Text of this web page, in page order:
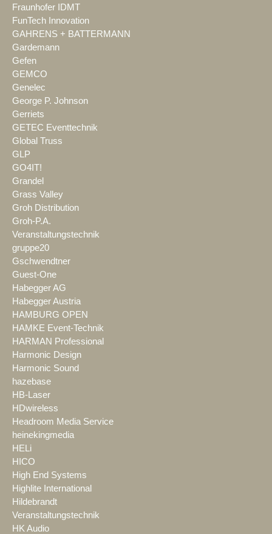
Fraunhofer IDMT
FunTech Innovation
GAHRENS + BATTERMANN
Gardemann
Gefen
GEMCO
Genelec
George P. Johnson
Gerriets
GETEC Eventtechnik
Global Truss
GLP
GO4IT!
Grandel
Grass Valley
Groh Distribution
Groh-P.A.
Veranstaltungstechnik
gruppe20
Gschwendtner
Guest-One
Habegger AG
Habegger Austria
HAMBURG OPEN
HAMKE Event-Technik
HARMAN Professional
Harmonic Design
Harmonic Sound
hazebase
HB-Laser
HDwireless
Headroom Media Service
heinekingmedia
HELi
HICO
High End Systems
Highlite International
Hildebrandt
Veranstaltungstechnik
HK Audio